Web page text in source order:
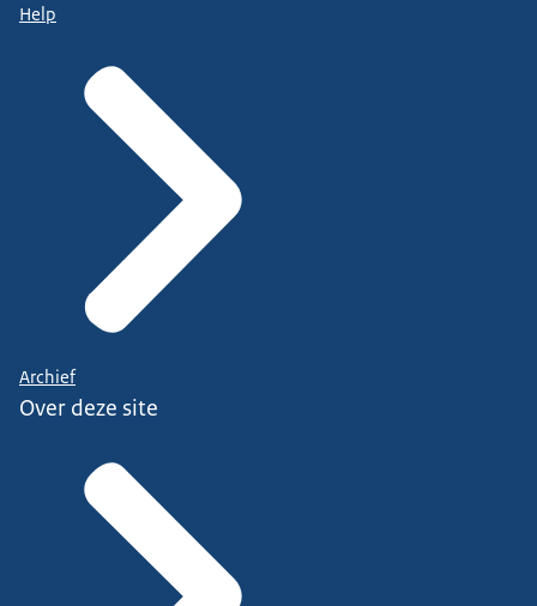
Help
Archief
Over deze site